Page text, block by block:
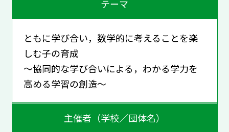
テーマ
ともに学び合い，数学的に考えることを楽
しむ子の育成
～協同的な学び合いによる，わかる学力を
高める学習の創造～
主催者（学校／団体名）